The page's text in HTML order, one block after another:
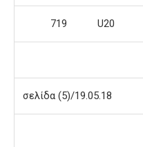
719 U20
σελίδα (5)/19.05.18